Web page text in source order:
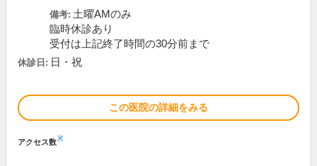
備考: 土曜AMのみ
臨時休診あり
受付は上記終了時間の30分前まで
休診日: 日・祝
この医院の詳細をみる
アクセス数※